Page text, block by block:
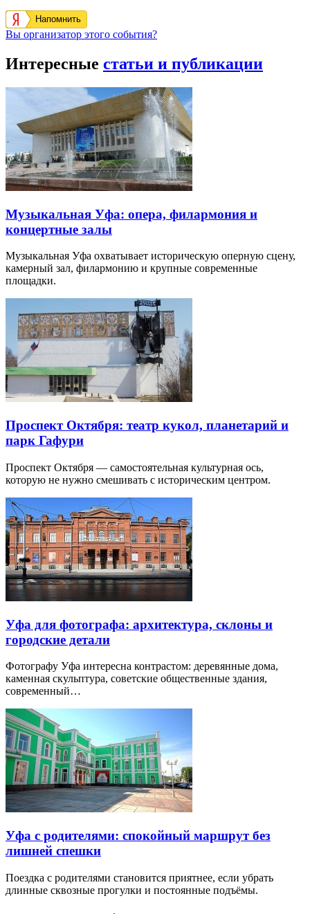
Напомнить
Вы организатор этого события?
Интересные статьи и публикации
Музыкальная Уфа: опера, филармония и
концертные залы
Музыкальная Уфа охватывает историческую оперную сцену,
камерный зал, филармонию и крупные современные
площадки.
Проспект Октября: театр кукол, планетарий и
парк Гафури
Проспект Октября — самостоятельная культурная ось,
которую не нужно смешивать с историческим центром.
Уфа для фотографа: архитектура, склоны и
городские детали
Фотографу Уфа интересна контрастом: деревянные дома,
каменная скульптура, советские общественные здания,
современный…
Уфа с родителями: спокойный маршрут без
лишней спешки
Поездка с родителями становится приятнее, если убрать
длинные сквозные прогулки и постоянные подъёмы.